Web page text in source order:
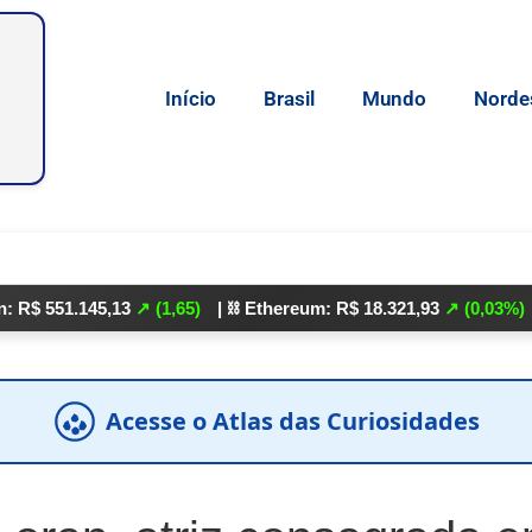
Início Brasil Mundo
↗ (1,65) | ⛓️ Ethereum: R$ 18.321,93↗ (0,03%) | 🌕
Acesse o Atlas das Curiosidades